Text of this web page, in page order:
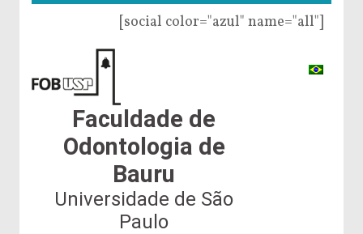
[social color="azul" name="all"]
Faculdade de
Odontologia de
Bauru
Universidade de São
Paulo